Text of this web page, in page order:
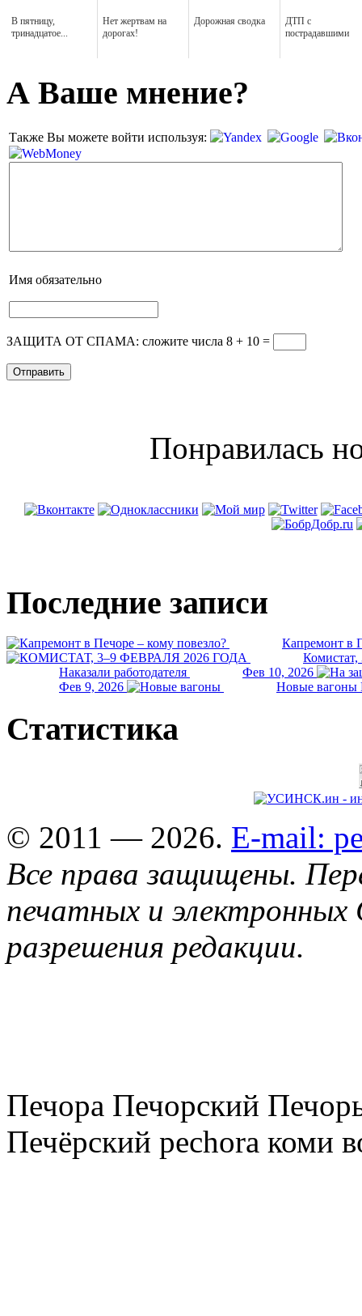
В пятницу,
тринадцатое...
Нет жертвам на
дорогах!
Дорожная сводка
ДТП с
пострадавшими
А Ваше мнение?
Также Вы можете войти используя:
Имя обязательно
ЗАЩИТА ОТ СПАМА: сложите числа 8 + 10 =
Понравилась
Последние записи
Капремонт в
Комистат,
Наказали работодателя
Фев 10, 2026
Фев 9, 2026
Новые вагоны
Статистика
© 2011 — 2026. E-mail:
Все права защищены.
печатных и
разрешения редакции.
Печора Печорский
Печёрский pechora коми